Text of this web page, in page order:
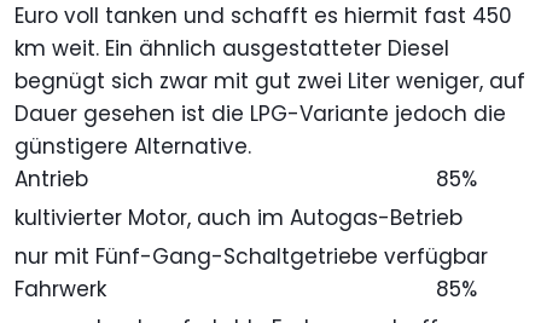
Euro voll tanken und schafft es hiermit fast 450
km weit. Ein ähnlich ausgestatteter Diesel
begnügt sich zwar mit gut zwei Liter weniger, auf
Dauer gesehen ist die LPG-Variante jedoch die
günstigere Alternative.
Antrieb
85%
kultivierter Motor, auch im Autogas-Betrieb
nur mit Fünf-Gang-Schaltgetriebe verfügbar
Fahrwerk
85%